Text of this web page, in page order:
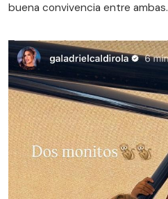
buena convivencia entre ambas.